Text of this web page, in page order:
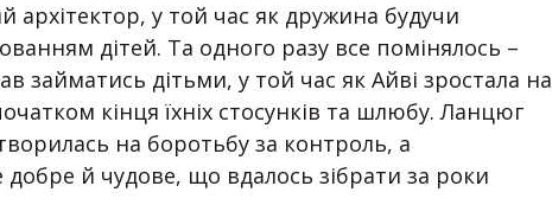
архітектор, у той час як дружина будучи
дітей. Та одного разу все помінялось –
займатись дітьми, у той час як Айві зростала на
кінця їхніх стосунків та шлюбу. Ланцюг
на боротьбу за контроль, а
й чудове, що вдалось зібрати за роки